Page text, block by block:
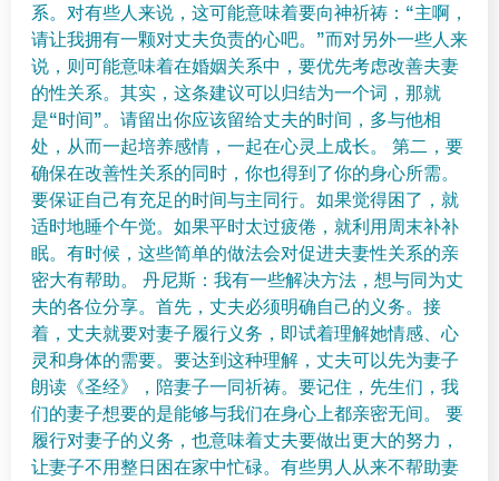
系。对有些人来说，这可能意味着要向神祈祷：“主啊，
请让我拥有一颗对丈夫负责的心吧。”而对另外一些人来
说，则可能意味着在婚姻关系中，要优先考虑改善夫妻
的性关系。其实，这条建议可以归结为一个词，那就
是“时间”。请留出你应该留给丈夫的时间，多与他相
处，从而一起培养感情，一起在心灵上成长。 第二，要
确保在改善性关系的同时，你也得到了你的身心所需。
要保证自己有充足的时间与主同行。如果觉得困了，就
适时地睡个午觉。如果平时太过疲倦，就利用周末补补
眠。有时候，这些简单的做法会对促进夫妻性关系的亲
密大有帮助。 丹尼斯：我有一些解决方法，想与同为丈
夫的各位分享。首先，丈夫必须明确自己的义务。接
着，丈夫就要对妻子履行义务，即试着理解她情感、心
灵和身体的需要。要达到这种理解，丈夫可以先为妻子
朗读《圣经》，陪妻子一同祈祷。要记住，先生们，我
们的妻子想要的是能够与我们在身心上都亲密无间。 要
履行对妻子的义务，也意味着丈夫要做出更大的努力，
让妻子不用整日困在家中忙碌。有些男人从来不帮助妻